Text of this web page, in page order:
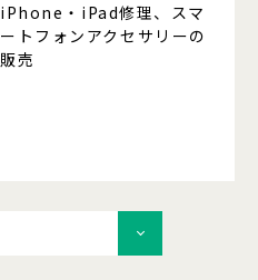
iPhone・iPad修理、スマ
ートフォンアクセサリーの
販売